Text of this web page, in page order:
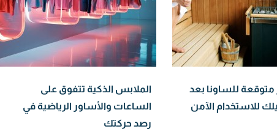
متوقعة للساونا بعد
للاستخدام الآمن
الملابس الذكية تتفوق على
الساعات والأساور الرياضية في
رصد حركتك